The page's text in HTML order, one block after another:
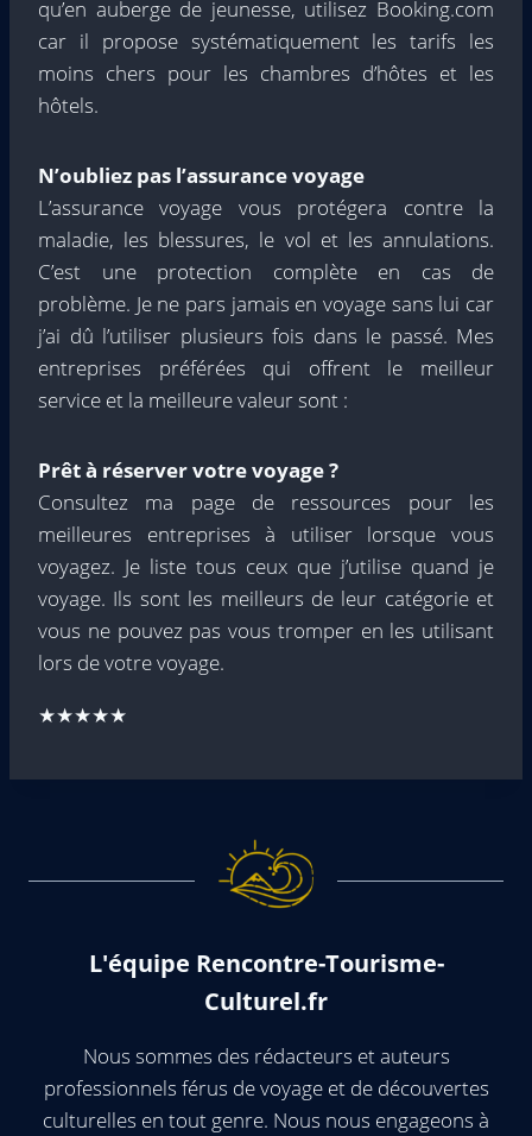
qu’en auberge de jeunesse, utilisez Booking.com
car il propose systématiquement les tarifs les
moins chers pour les chambres d’hôtes et les
hôtels.
N’oubliez pas l’assurance voyage
L’assurance voyage vous protégera contre la
maladie, les blessures, le vol et les annulations.
C’est une protection complète en cas de
problème. Je ne pars jamais en voyage sans lui car
j’ai dû l’utiliser plusieurs fois dans le passé. Mes
entreprises préférées qui offrent le meilleur
service et la meilleure valeur sont :
Prêt à réserver votre voyage ?
Consultez ma page de ressources pour les
meilleures entreprises à utiliser lorsque vous
voyagez. Je liste tous ceux que j’utilise quand je
voyage. Ils sont les meilleurs de leur catégorie et
vous ne pouvez pas vous tromper en les utilisant
lors de votre voyage.
★★★★★
L'équipe Rencontre-Tourisme-
Culturel.fr
Nous sommes des rédacteurs et auteurs
professionnels férus de voyage et de découvertes
culturelles en tout genre. Nous nous engageons à